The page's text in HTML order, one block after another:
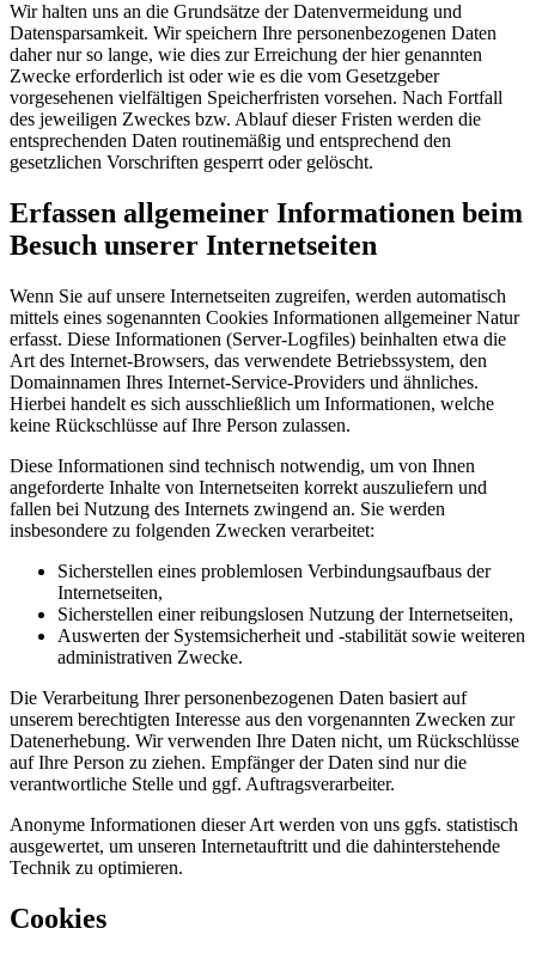
Wir halten uns an die Grundsätze der Datenvermeidung und
Datensparsamkeit. Wir speichern Ihre personenbezogenen Daten
daher nur so lange, wie dies zur Erreichung der hier genannten
Zwecke erforderlich ist oder wie es die vom Gesetzgeber
vorgesehenen vielfältigen Speicherfristen vorsehen. Nach Fortfall
des jeweiligen Zweckes bzw. Ablauf dieser Fristen werden die
entsprechenden Daten routinemäßig und entsprechend den
gesetzlichen Vorschriften gesperrt oder gelöscht.
Erfassen allgemeiner Informationen beim
Besuch unserer Internetseiten
Wenn Sie auf unsere Internetseiten zugreifen, werden automatisch
mittels eines sogenannten Cookies Informationen allgemeiner Natur
erfasst. Diese Informationen (Server-Logfiles) beinhalten etwa die
Art des Internet-Browsers, das verwendete Betriebssystem, den
Domainnamen Ihres Internet-Service-Providers und ähnliches.
Hierbei handelt es sich ausschließlich um Informationen, welche
keine Rückschlüsse auf Ihre Person zulassen.
Diese Informationen sind technisch notwendig, um von Ihnen
angeforderte Inhalte von Internetseiten korrekt auszuliefern und
fallen bei Nutzung des Internets zwingend an. Sie werden
insbesondere zu folgenden Zwecken verarbeitet:
Sicherstellen eines problemlosen Verbindungsaufbaus der
Internetseiten,
Sicherstellen einer reibungslosen Nutzung der Internetseiten,
Auswerten der Systemsicherheit und -stabilität sowie weiteren
administrativen Zwecke.
Die Verarbeitung Ihrer personenbezogenen Daten basiert auf
unserem berechtigten Interesse aus den vorgenannten Zwecken zur
Datenerhebung. Wir verwenden Ihre Daten nicht, um Rückschlüsse
auf Ihre Person zu ziehen. Empfänger der Daten sind nur die
verantwortliche Stelle und ggf. Auftragsverarbeiter.
Anonyme Informationen dieser Art werden von uns ggfs. statistisch
ausgewertet, um unseren Internetauftritt und die dahinterstehende
Technik zu optimieren.
Cookies